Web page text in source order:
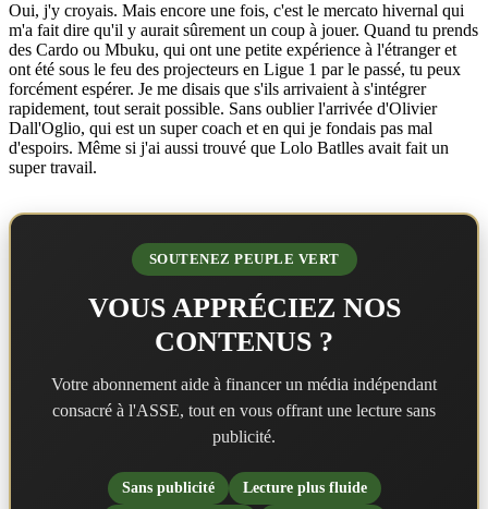
Oui, j'y croyais. Mais encore une fois, c'est le mercato hivernal qui
m'a fait dire qu'il y aurait sûrement un coup à jouer. Quand tu prends
des Cardo ou Mbuku, qui ont une petite expérience à l'étranger et
ont été sous le feu des projecteurs en Ligue 1 par le passé, tu peux
forcément espérer. Je me disais que s'ils arrivaient à s'intégrer
rapidement, tout serait possible. Sans oublier l'arrivée d'Olivier
Dall'Oglio, qui est un super coach et en qui je fondais pas mal
d'espoirs. Même si j'ai aussi trouvé que Lolo Batlles avait fait un
super travail.
SOUTENEZ PEUPLE VERT
VOUS APPRÉCIEZ NOS
CONTENUS ?
Votre abonnement aide à financer un média indépendant
consacré à l'ASSE, tout en vous offrant une lecture sans
publicité.
Sans publicité
Lecture plus fluide